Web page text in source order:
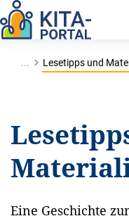
... Lesetipps und
Eine Geschichte